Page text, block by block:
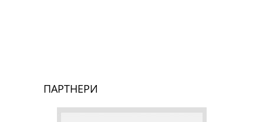
ПАРТНЕРИ